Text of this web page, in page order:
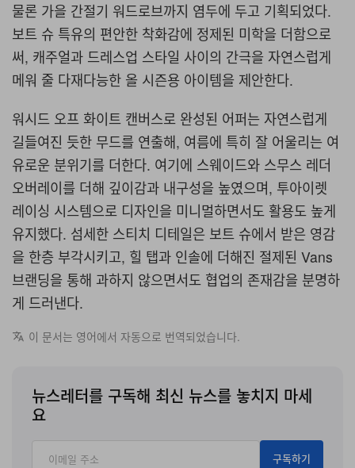
물론 가을 간절기 워드로브까지 염두에 두고 기획되었다.
보트 슈 특유의 편안한 착화감에 정제된 미학을 더함으로
써, 캐주얼과 드레스업 스타일 사이의 간극을 자연스럽게
메워 줄 다재다능한 올 시즌용 아이템을 제안한다.
워시드 오프 화이트 캔버스로 완성된 어퍼는 자연스럽게
길들여진 듯한 무드를 연출해, 여름에 특히 잘 어울리는 여
유로운 분위기를 더한다. 여기에 스웨이드와 스무스 레더
오버레이를 더해 깊이감과 내구성을 높였으며, 투아이렛
레이싱 시스템으로 디자인을 미니멀하면서도 활용도 높게
유지했다. 섬세한 스티치 디테일은 보트 슈에서 받은 영감
을 한층 부각시키고, 힐 탭과 인솔에 더해진 절제된 Vans
브랜딩을 통해 과하지 않으면서도 협업의 존재감을 분명하
게 드러낸다.
이 문서는 영어에서 자동으로 번역되었습니다.
뉴스레터를 구독해 최신 뉴스를 놓치지 마세
요
구독하기